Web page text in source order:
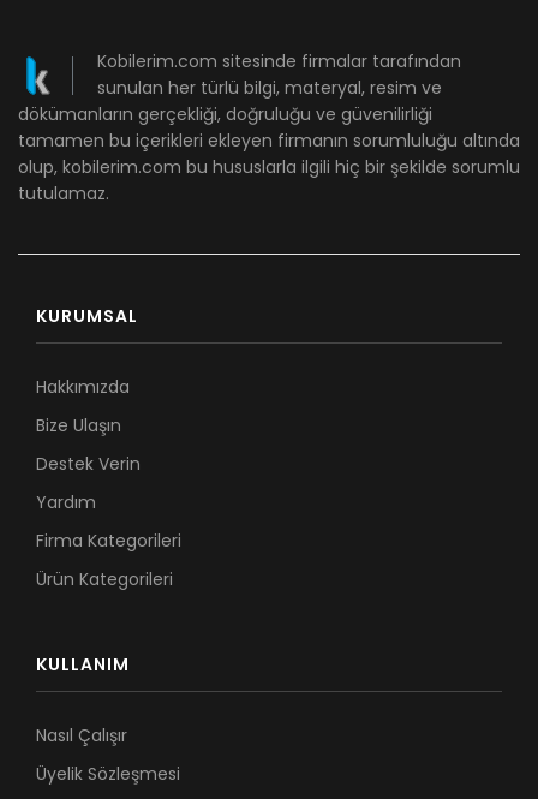
Kobilerim.com sitesinde firmalar tarafından
sunulan her türlü bilgi, materyal, resim ve
dökümanların gerçekliği, doğruluğu ve güvenilirliği
tamamen bu içerikleri ekleyen firmanın sorumluluğu altında
olup, kobilerim.com bu hususlarla ilgili hiç bir şekilde sorumlu
tutulamaz.
KURUMSAL
Hakkımızda
Bize Ulaşın
Destek Verin
Yardım
Firma Kategorileri
Ürün Kategorileri
KULLANIM
Nasıl Çalışır
Üyelik Sözleşmesi